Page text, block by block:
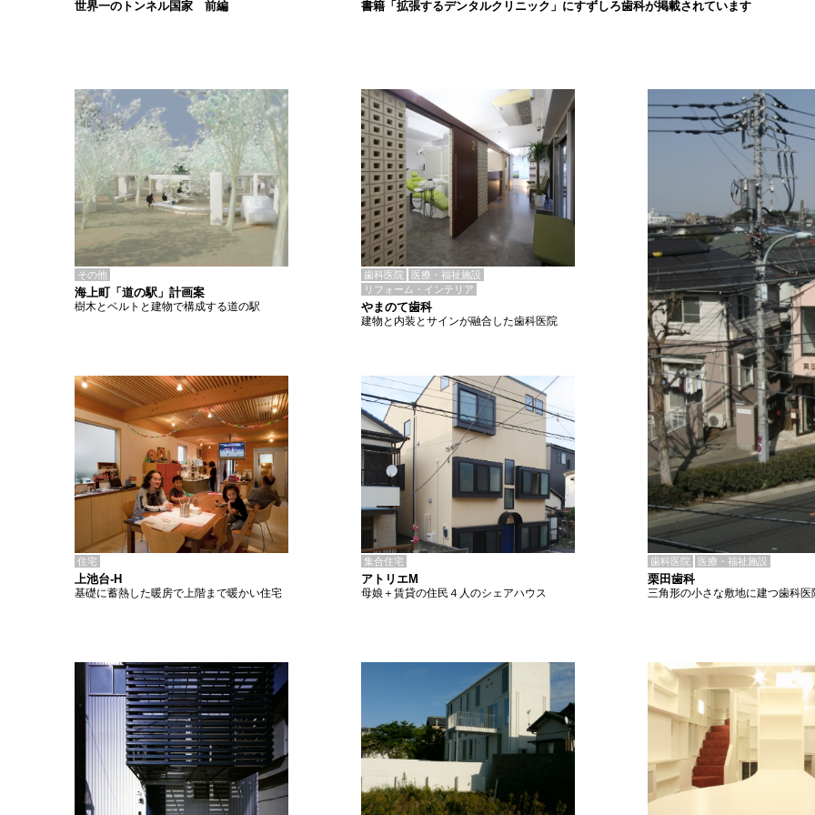
書籍「拡張するデンタルクリニック」にすずしろ歯科が掲載されています
世界一のトンネル国家 前編
その他
海上町「道の駅」計画案
樹木とベルトと建物で構成する道の駅
歯科医院
医療・福祉施設
リフォーム・インテリア
やまのて歯科
建物と内装とサインが融合した歯科医院
住宅
上池台-H
基礎に蓄熱した暖房で上階まで暖かい住宅
集合住宅
アトリエM
母娘＋賃貸の住民４人のシェアハウス
歯科医院 医療・福祉施設
栗田歯科
三角形の小さな敷地に建つ歯科医